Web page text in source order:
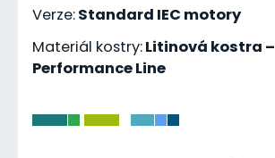
Verze:Standard IEC motory
Materiál kostry:Litinová kostra –
Performance Line